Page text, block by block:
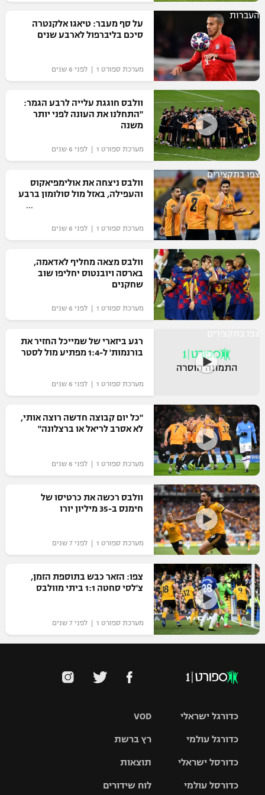
רשיון להקרנה פומבית לבית עסק
הצטרפות לחבילת הערוצים
לוח דרושים – ג'ובנט
תגיות
המגזין
העברות
על סף מעבר: טיאגו אלקנטרה
סיכם בליברפול לארבע שנים
מערכת ספורט 1 | לפני 6 שנים
וולבס חוגגת עלייה לרבע הגמר:
"התחלנו את העונה לפני יותר
משנה
מערכת ספורט 1 | לפני 6 שנים
צפו בתקצירים
וולבס ניצחה את אולימפיאקוס
והעפילה, באזל מול סולומון ברבע
מערכת ספורט 1 | לפני 6 שנים
וולבס מצאה מחליף לאדאמה,
בארסה ויובנטוס יחליפו שוב
שחקנים
מערכת ספורט 1 | לפני 6 שנים
רגע ביזארי של שמייכל החזיר את
בורנמות' ל-1:4 מפתיע מול לסטר
מערכת ספורט 1 | לפני 6 שנים
"כל יום קבוצה חדשה רוצה אותי,
לא אסרב לריאל או ברצלונה"
מערכת ספורט 1 | לפני 6 שנים
וולבס רכשה את כרטיסו של
חימנס ב-35 מיליון יורו
מערכת ספורט 1 | לפני 7 שנים
צפו: הזאר כבש בתוספת הזמן,
צ'לסי סחטה 1:1 ביתי מוולבס
מערכת ספורט 1 | לפני 7 שנים
VOD
רץ ברשת
תוצאות
לוח שידורים
כדורגל ישראלי
כדורגל עולמי
האלופות
כדורסל ישראלי
כדורסל עולמי